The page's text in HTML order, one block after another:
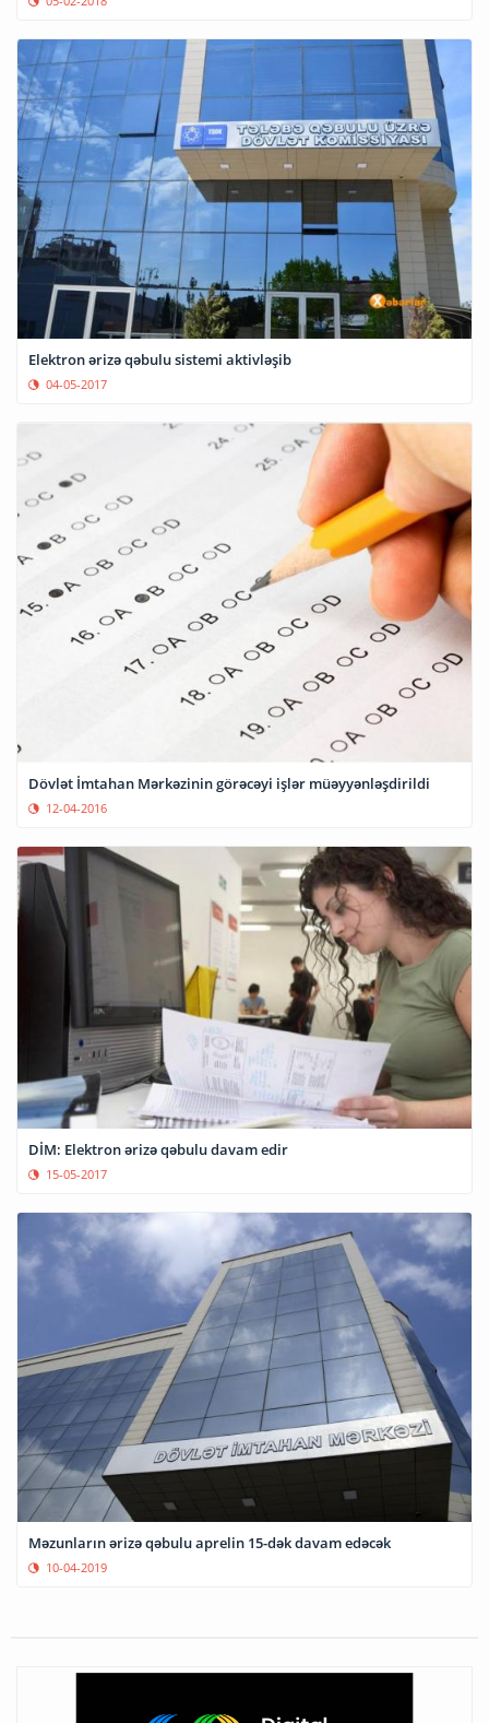
Elektron ərizə qəbulu sistemi aktivləşib
04-05-2017
Dövlət İmtahan Mərkəzinin görəcəyi işlər müəyyənləşdirildi
12-04-2016
DİM: Elektron ərizə qəbulu davam edir
15-05-2017
Məzunların ərizə qəbulu aprelin 15-dək davam edəcək
10-04-2019